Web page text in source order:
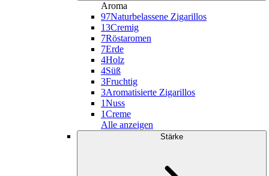
Aroma
97Naturbelassene Zigarillos
13Cremig
7Röstaromen
7Erde
4Holz
4Süß
3Fruchtig
3Aromatisierte Zigarillos
1Nuss
1Creme
Alle anzeigen
Stärke